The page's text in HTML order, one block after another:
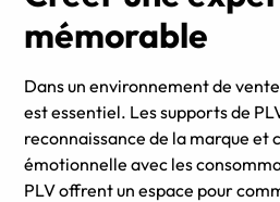
mémorable
Dans un environnement de
est essentiel. Les supports de
reconnaissance de la marque et
émotionnelle avec les
PLV offrent un espace pour